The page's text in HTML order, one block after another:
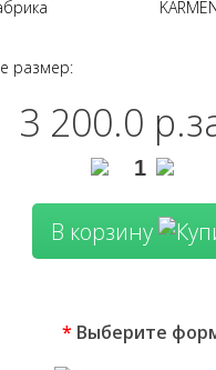
размер:
3 200.0 р.
В корзину
* Выберите